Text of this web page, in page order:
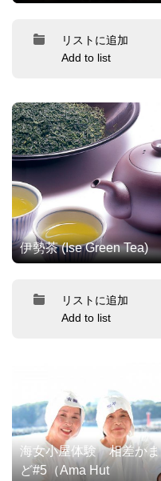
リストに追加
Add to list
伊勢茶 (Ise Green Tea)
リストに追加
Add to list
海女小屋体験 相差かま
ど#5（Ama Hut